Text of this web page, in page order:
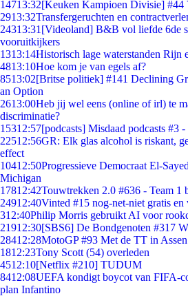
14713:32[Keuken Kampioen Divisie] #44
2913:32Transfergeruchten en
24313:31 [Videoland] B&B vol liefde 6de
vooruitkijkers
1313:14Historisch lage waterstanden Rijn
4813:10Hoe kom je van egels af?
8513:02[Britse politiek] #141 Declining
an Option
2613:00Heb jij wel eens (online of irl) te
discriminatie?
15312:57[podcasts] Misdaad podcasts #3
22512:56GR: Elk glas alcohol is riskant,
effect
10412:50Progressieve Democraat El-
Michigan
17812:42Touwtrekken 2.0 #636 - Team 1
24912:40Vinted #15 nog-net-niet gratis en
312:40Philip Morris gebruikt AI voor
21912:30[SBS6] De Bondgenoten #317
28412:28MotoGP #93 Met de TT in Assen
1812:23Tony Scott (54) overleden
4512:10[Netflix #210] TUDUM
8412:08UEFA kondigt boycot van FIFA-
plan Infantino